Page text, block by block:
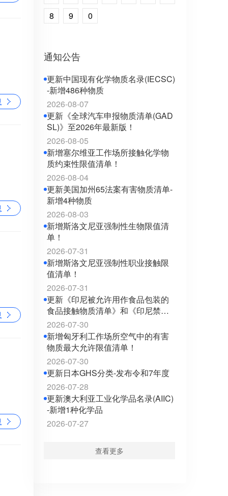
8
9 0
通知公告
更新中国现有化学物质名录(IECSC)
-新增486种物质
2026-08-07
更新《全球汽车申报物质清单(GAD
SL)》至2026年最新版！
2026-08-05
新增塞尔维亚工作场所接触化学物
质约束性限值清单！
2026-08-04
更新美国加州65法案有害物质清单-
新增4种物质
2026-08-03
新增斯洛文尼亚强制性生物限值清
单！
2026-07-31
新增斯洛文尼亚强制性职业接触限
值清单！
2026-07-31
更新《印尼被允许用作食品包装的
食品接触物质清单》和《印尼禁止
用作食品包装的食品接触物质清
单》至2026年最新版！
2026-07-30
新增匈牙利工作场所空气中的有害
物质最大允许限值清单！
2026-07-30
更新日本GHS分类-发布令和7年度
2026-07-28
更新澳大利亚工业化学品名录(AIIC)
-新增1种化学品
2026-07-27
查看更多